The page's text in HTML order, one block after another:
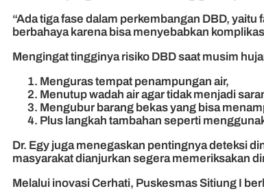
“Ada tiga fase dalam perkembangan DBD,
berbahaya karena bisa menyebabkan
Mengingat tingginya risiko DBD saat musim
Menguras tempat penampungan air,
Menutup wadah air agar tidak menjadi
Mengubur barang bekas yang bisa
Plus langkah tambahan seperti
Dr. Egy juga menegaskan pentingnya deteksi
masyarakat dianjurkan segera memeriksakan
Melalui inovasi Cerhati, Puskesmas Sitiung I